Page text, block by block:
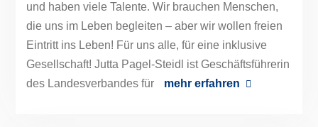
und haben viele Talente. Wir brauchen Menschen,
die uns im Leben begleiten – aber wir wollen freien
Eintritt ins Leben! Für uns alle, für eine inklusive
Gesellschaft! Jutta Pagel-Steidl ist Geschäftsführerin
des Landesverbandes für
mehr erfahren